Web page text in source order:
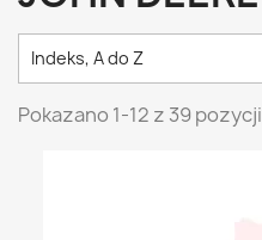
Indeks, A do Z
Pokazano 1-12 z 39 pozycji